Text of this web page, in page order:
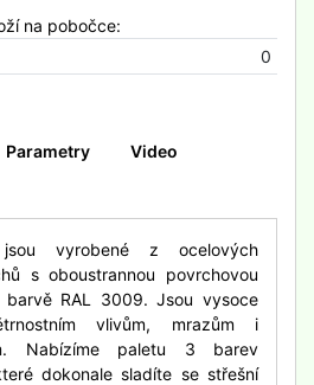
na pobočce:
0
Parametry Video
jsou vyrobené z ocelových
s oboustrannou povrchovou
RAL 3009. Jsou vysoce
vlivům, mrazům i
Nabízíme paletu 3 barev
dokonale sladíte se střešní